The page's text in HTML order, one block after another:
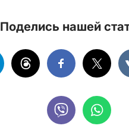
Поделись нашей